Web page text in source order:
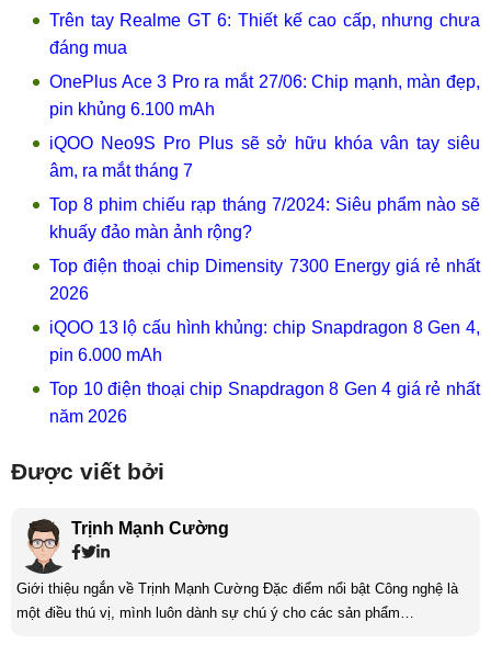
Trên tay Realme GT 6: Thiết kế cao cấp, nhưng chưa
đáng mua
OnePlus Ace 3 Pro ra mắt 27/06: Chip mạnh, màn đẹp,
pin khủng 6.100 mAh
iQOO Neo9S Pro Plus sẽ sở hữu khóa vân tay siêu
âm, ra mắt tháng 7
Top 8 phim chiếu rạp tháng 7/2024: Siêu phẩm nào sẽ
khuấy đảo màn ảnh rộng?
Top điện thoại chip Dimensity 7300 Energy giá rẻ nhất
2026
iQOO 13 lộ cấu hình khủng: chip Snapdragon 8 Gen 4,
pin 6.000 mAh
Top 10 điện thoại chip Snapdragon 8 Gen 4 giá rẻ nhất
năm 2026
Được viết bởi
Trịnh Mạnh Cường
Giới thiệu ngắn về Trịnh Mạnh Cường Đặc điểm nổi bật Công nghệ là
một điều thú vị, mình luôn dành sự chú ý cho các sản phẩm